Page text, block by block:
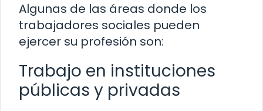
Algunas de las áreas donde los
trabajadores sociales pueden
ejercer su profesión son:
Trabajo en instituciones
públicas y privadas